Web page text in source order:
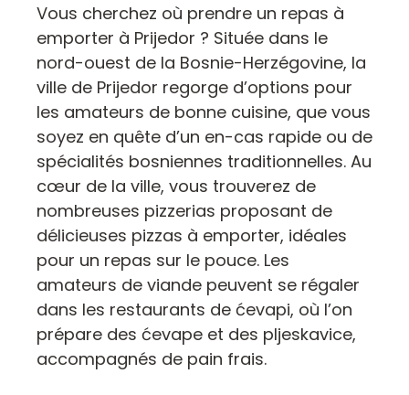
Vous cherchez où prendre un repas à
emporter à Prijedor ? Située dans le
nord-ouest de la Bosnie-Herzégovine, la
ville de Prijedor regorge d’options pour
les amateurs de bonne cuisine, que vous
soyez en quête d’un en-cas rapide ou de
spécialités bosniennes traditionnelles. Au
cœur de la ville, vous trouverez de
nombreuses pizzerias proposant de
délicieuses pizzas à emporter, idéales
pour un repas sur le pouce. Les
amateurs de viande peuvent se régaler
dans les restaurants de ćevapi, où l’on
prépare des ćevape et des pljeskavice,
accompagnés de pain frais.